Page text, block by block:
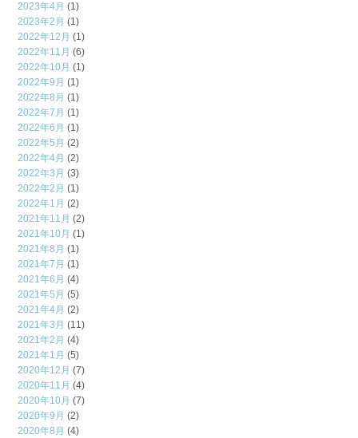
2023年4月 (1)
2023年2月 (1)
2022年12月 (1)
2022年11月 (6)
2022年10月 (1)
2022年9月 (1)
2022年8月 (1)
2022年7月 (1)
2022年6月 (1)
2022年5月 (2)
2022年4月 (2)
2022年3月 (3)
2022年2月 (1)
2022年1月 (2)
2021年11月 (2)
2021年10月 (1)
2021年8月 (1)
2021年7月 (1)
2021年6月 (4)
2021年5月 (5)
2021年4月 (2)
2021年3月 (11)
2021年2月 (4)
2021年1月 (5)
2020年12月 (7)
2020年11月 (4)
2020年10月 (7)
2020年9月 (2)
2020年8月 (4)